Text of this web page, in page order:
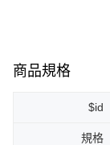
每筆NT$80，滿
商品規格
$id
規格